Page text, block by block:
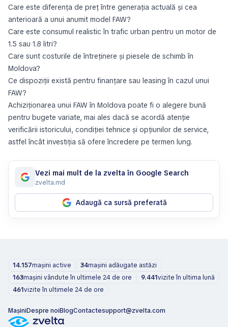
Care este diferența de preț între generația actuală și cea
anterioară a unui anumit model FAW?
Care este consumul realistic în trafic urban pentru un motor de
1.5 sau 1.8 litri?
Care sunt costurile de întreținere și piesele de schimb în
Moldova?
Ce dispoziții există pentru finanțare sau leasing în cazul unui
FAW?
Achiziționarea unui FAW în Moldova poate fi o alegere bună
pentru bugete variate, mai ales dacă se acordă atenție
verificării istoricului, condiției tehnice și opțiunilor de service,
astfel încât investiția să ofere încredere pe termen lung.
Vezi mai mult de la zvelta în Google Search
zvelta.md
Adaugă ca sursă preferată
14.157mașini active 34mașini adăugate astăzi
163mașini vândute în ultimele 24 de ore 9.441vizite în ultima lună
461vizite în ultimele 24 de ore
MașiniDespre noiBlogContactesupport@zvelta.com